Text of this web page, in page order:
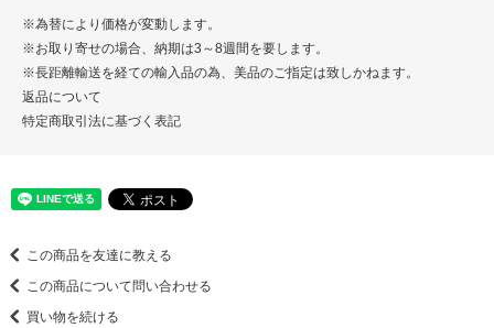
※為替により価格が変動します。
※お取り寄せの場合、納期は3～8週間を要します。
※長距離輸送を経ての輸入品の為、美品のご指定は致しかねます。
返品について
特定商取引法に基づく表記
この商品を友達に教える
この商品について問い合わせる
買い物を続ける